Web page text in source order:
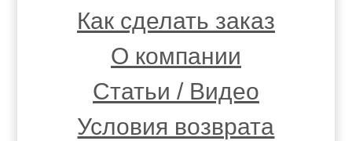
Как сделать заказ
О компании
Статьи / Видео
Условия возврата